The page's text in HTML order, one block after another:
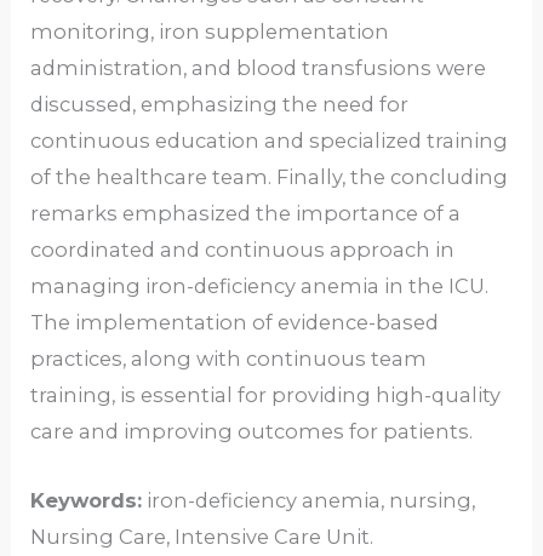
monitoring, iron supplementation
administration, and blood transfusions were
discussed, emphasizing the need for
continuous education and specialized training
of the healthcare team. Finally, the concluding
remarks emphasized the importance of a
coordinated and continuous approach in
managing iron-deficiency anemia in the ICU.
The implementation of evidence-based
practices, along with continuous team
training, is essential for providing high-quality
care and improving outcomes for patients.
Keywords: iron-deficiency anemia, nursing,
Nursing Care, Intensive Care Unit.